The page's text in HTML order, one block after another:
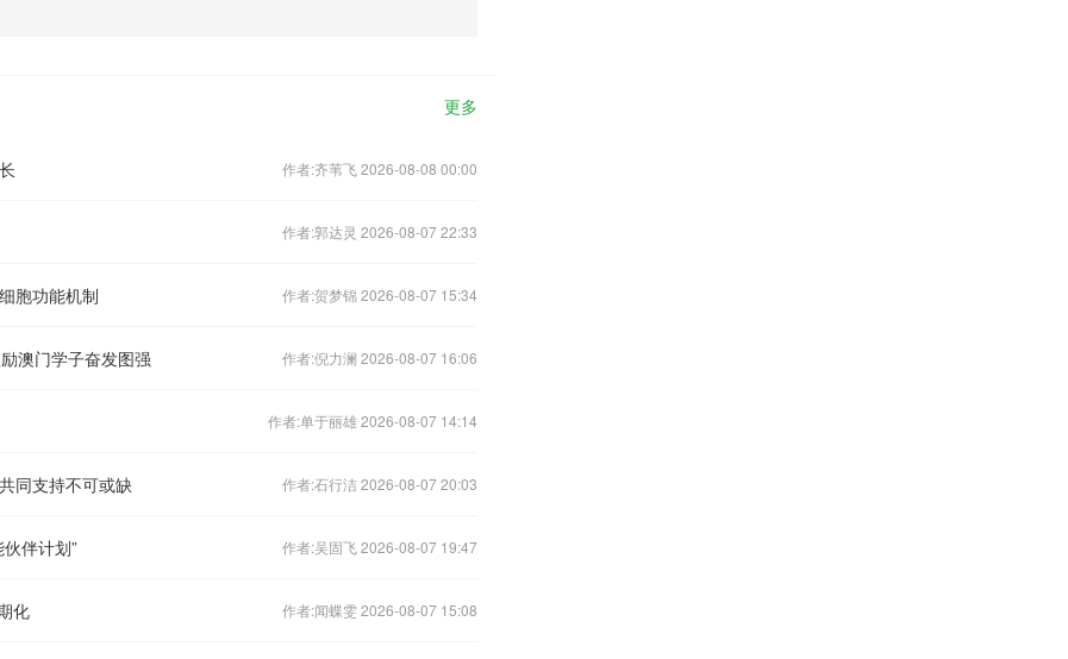
更多
作者:齐苇飞 2026-08-08 00:00
作者:郭达灵 2026-08-07 22:33
胞功能机制 作者:贺梦锦 2026-08-07 15:34
澳门学子奋发图强 作者:倪力澜 2026-08-07 16:06
作者:单于丽雄 2026-08-07 14:14
同支持不可或缺 作者:石行洁 2026-08-07 20:03
伴计划” 作者:吴固飞 2026-08-07 19:47
化 作者:闻蝶雯 2026-08-07 15:08